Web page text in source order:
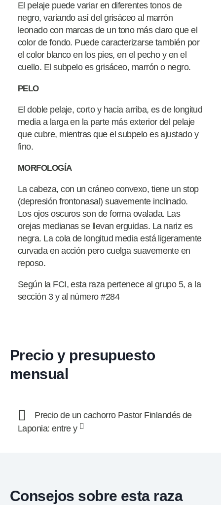
El pelaje puede variar en diferentes tonos de
negro, variando así del grisáceo al marrón
leonado con marcas de un tono más claro que el
color de fondo. Puede caracterizarse también por
el color blanco en los pies, en el pecho y en el
cuello. El subpelo es grisáceo, marrón o negro.
PELO
El doble pelaje, corto y hacia arriba, es de longitud
media a larga en la parte más exterior del pelaje
que cubre, mientras que el subpelo es ajustado y
fino.
MORFOLOGÍA
La cabeza, con un cráneo convexo, tiene un stop
(depresión frontonasal) suavemente inclinado.
Los ojos oscuros son de forma ovalada. Las
orejas medianas se llevan erguidas. La nariz es
negra. La cola de longitud media está ligeramente
curvada en acción pero cuelga suavemente en
reposo.
Según la FCI, esta raza pertenece al grupo 5, a la
sección 3 y al número #284
Precio y presupuesto
mensual
Precio de un cachorro Pastor Finlandés de
Laponia: entre y
Consejos sobre esta raza